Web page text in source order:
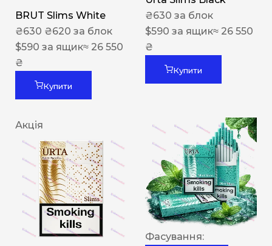
BRUT Slims White
₴630 ₴620 за блок
$590 за ящик≈ 26 550
₴
Купити
₴630 за блок
$590 за ящик≈ 26 550
₴
Купити
Акція
Фасування: